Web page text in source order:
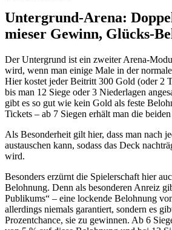
Untergrund-Arena:
mieser Gewinn, Glücks-
Der Untergrund ist ein zweiter Arena-
wird, wenn man einige Male in der
Hier kostet jeder Beitritt 300 Gold (oder 2
bis man 12 Siege oder 3 Niederlagen
gibt es so gut wie kein Gold als feste
Tickets – ab 7 Siegen erhält man die
Als Besonderheit gilt hier, dass man nach
austauschen kann, sodass das Deck
wird.
Besonders erzürnt die Spielerschaft hier
Belohnung. Denn als besonderen Anreiz
Publikums“ – eine lockende Belohnung
allerdings niemals garantiert, sondern es
Prozentchance, sie zu gewinnen. Ab 6